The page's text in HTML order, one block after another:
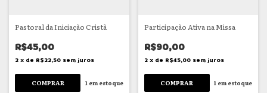
Pastoral da Iniciação Cristã
R$45,00
2 x de R$22,50 sem juros
1 em estoque
Participação Ativa na Missa
R$90,00
2 x de R$45,00 sem juros
1 em estoque